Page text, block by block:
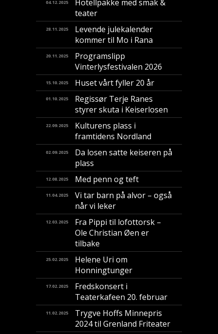
04.12.2025
Hotellpakke med smak &
teater
28.11.2025
Levende julekalender
kommer til Mo i Rana
20.11.2025
Programslipp
Vinterlysfestivalen 2026
15.10.2025 Huset vårt fyller 20 år
01.10.2025
Regissør Terje Ranes
styrer skuta i Keiserlosen
22.09.2025
Kulturens plass i
framtidens Nordland
02.09.2025
Da losen satte keiseren på
plass
12.08.2025 Med penn og teft
11.04.2025
Vi tar barn på alvor – også
når vi leker
12.03.2025
Fra Pippi til lofottorsk –
Ole Christian Øen er
tilbake
25.02.2025
Helene Uri om
Honningtunger
17.02.2025
Fredskonsert i
Teaterkafeen 20. februar
11.02.2025
Trygve Hoffs Minnepris
2024 til Grenland Friteater